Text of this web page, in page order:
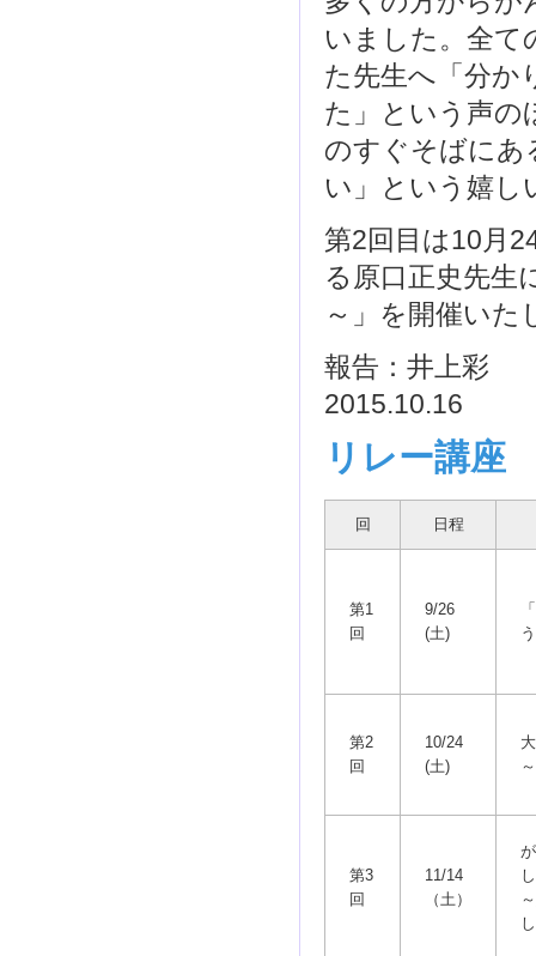
いました。全て
た先生へ「分か
た」という声の
のすぐそばにあ
い」という嬉し
第2回目は10月
る原口正史先生
～」を開催いた
報告：井上彩
2015.10.16
リレー講座
回 日程
第1
回
9/26
(土)
う
第2
回
10/24
(土)
第3
回
11/14
（土）
し